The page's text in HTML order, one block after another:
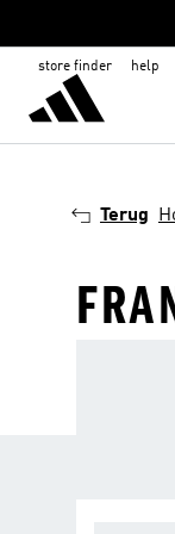
store finder help
Terug